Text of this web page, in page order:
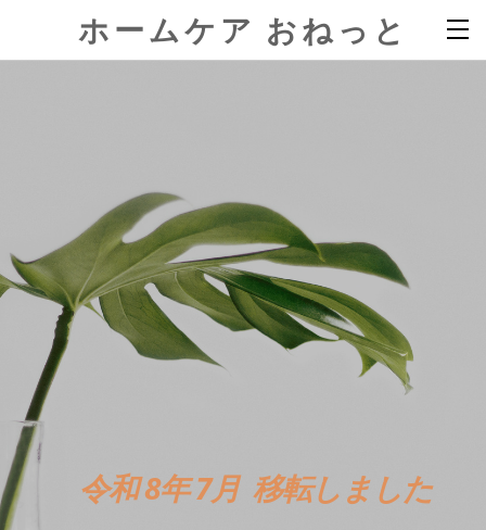
ホームケア おねっと
令和 8年 7月 移転しました